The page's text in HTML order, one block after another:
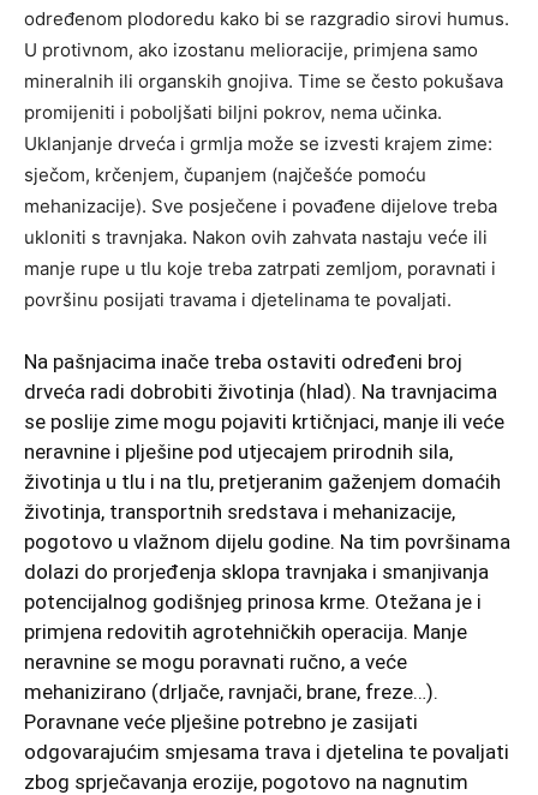
određenom plodoredu kako bi se razgradio sirovi humus.
U protivnom, ako izostanu melioracije, primjena samo
mineralnih ili organskih gnojiva. Time se često pokušava
promijeniti i poboljšati biljni pokrov, nema učinka.
Uklanjanje drveća i grmlja može se izvesti krajem zime:
sječom, krčenjem, čupanjem (najčešće pomoću
mehanizacije). Sve posječene i povađene dijelove treba
ukloniti s travnjaka. Nakon ovih zahvata nastaju veće ili
manje rupe u tlu koje treba zatrpati zemljom, poravnati i
površinu posijati travama i djetelinama te povaljati.
Na pašnjacima inače treba ostaviti određeni broj
drveća radi dobrobiti životinja (hlad). Na travnjacima
se poslije zime mogu pojaviti krtičnjaci, manje ili veće
neravnine i plješine pod utjecajem prirodnih sila,
životinja u tlu i na tlu, pretjeranim gaženjem domaćih
životinja, transportnih sredstava i mehanizacije,
pogotovo u vlažnom dijelu godine. Na tim površinama
dolazi do prorjeđenja sklopa travnjaka i smanjivanja
potencijalnog godišnjeg prinosa krme. Otežana je i
primjena redovitih agrotehničkih operacija. Manje
neravnine se mogu poravnati ručno, a veće
mehanizirano (drljače, ravnjači, brane, freze…).
Poravnane veće plješine potrebno je zasijati
odgovarajućim smjesama trava i djetelina te povaljati
zbog sprječavanja erozije, pogotovo na nagnutim